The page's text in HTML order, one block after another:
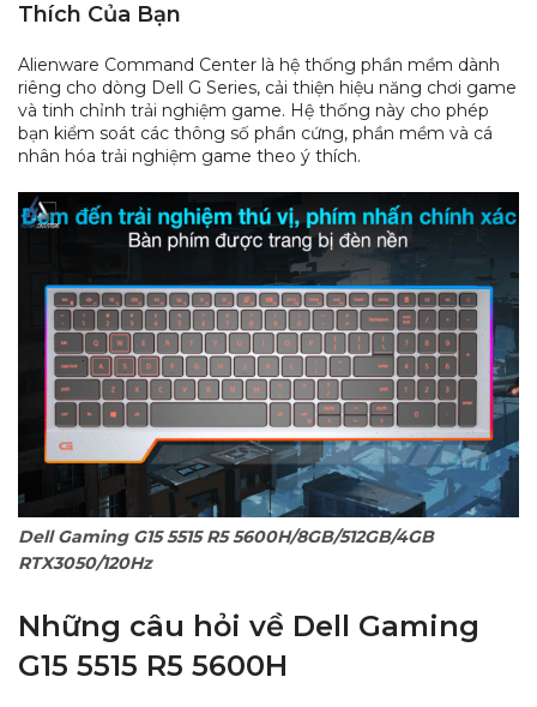
Thích Của Bạn
Alienware Command Center là hệ thống phần mềm dành
riêng cho dòng Dell G Series, cải thiện hiệu năng chơi game
và tinh chỉnh trải nghiệm game. Hệ thống này cho phép
bạn kiểm soát các thông số phần cứng, phần mềm và cá
nhân hóa trải nghiệm game theo ý thích.
Dell Gaming G15 5515 R5 5600H/8GB/512GB/4GB
RTX3050/120Hz
Những câu hỏi về Dell Gaming
G15 5515 R5 5600H